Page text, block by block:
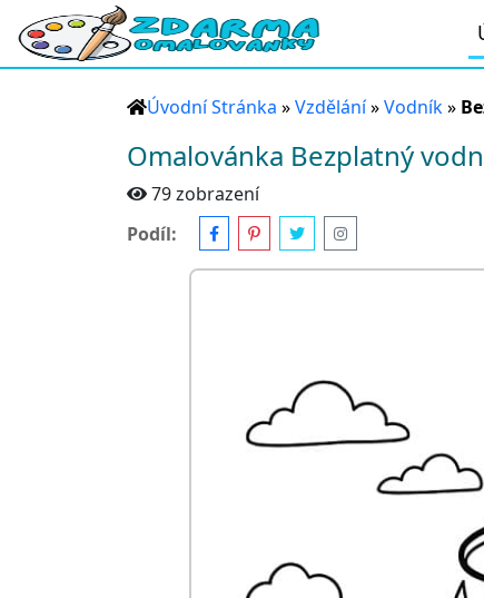
Úvodní Stránka »Vzdělání»Vodník»
Omalovánka Bezplatný
79 zobrazení
Podíl: